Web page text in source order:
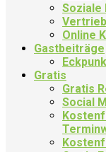
Soziale
Vertrieb
Online
Gastbeiträge
Gratis
Gratis
Social